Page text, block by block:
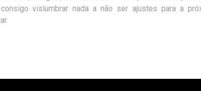
vislumbrar nada a não ser ajustes para a